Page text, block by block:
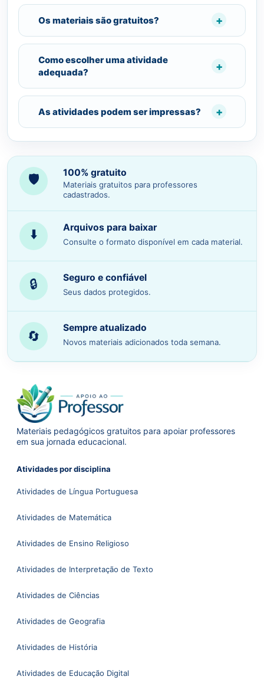
Os materiais são gratuitos?
Como escolher uma atividade
adequada?
As atividades podem ser impressas?
🛡️ 100% gratuito
Materiais gratuitos para professores
cadastrados.
⬇️ Arquivos para baixar
Consulte o formato disponível em cada material.
🔒 Seguro e confiável
Seus dados protegidos.
🔄
Sempre atualizado
Novos materiais adicionados toda semana.
Materiais pedagógicos gratuitos para apoiar professores
em sua jornada educacional.
Atividades por disciplina
Atividades de Língua Portuguesa
Atividades de Matemática
Atividades de Ensino Religioso
Atividades de Interpretação de Texto
Atividades de Ciências
Atividades de Geografia
Atividades de História
Atividades de Educação Digital